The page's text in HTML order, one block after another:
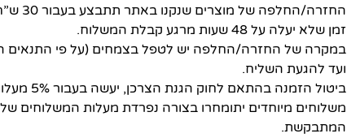
זמן שלא יעלה על 48 שעות מרגע קבלת המשלוח.
במקרה של החזרה/החלפה יש לטפל בצמחים (על פי התנאים
ועד להגעת השליח.
ביטול הזמנה בהתאם לחוק הגנת הצרכן, יעשה בעבור 5% מעלות העסקה.
משלוחים מיוחדים יתומחרו בצורה נפרדת מעלות המשלוחים
המתבקשת.